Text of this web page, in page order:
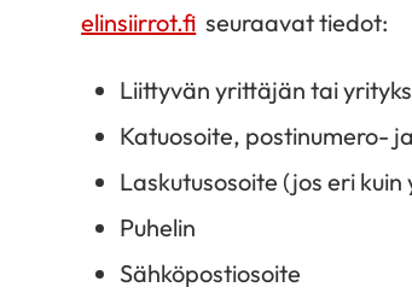
elinsiirrot.fi seuraavat tiedot:
Liittyvän yrittäjän tai
Katuosoite, postinumero-
Laskutusosoite (jos eri kuin
Puhelin
Sähköpostiosoite